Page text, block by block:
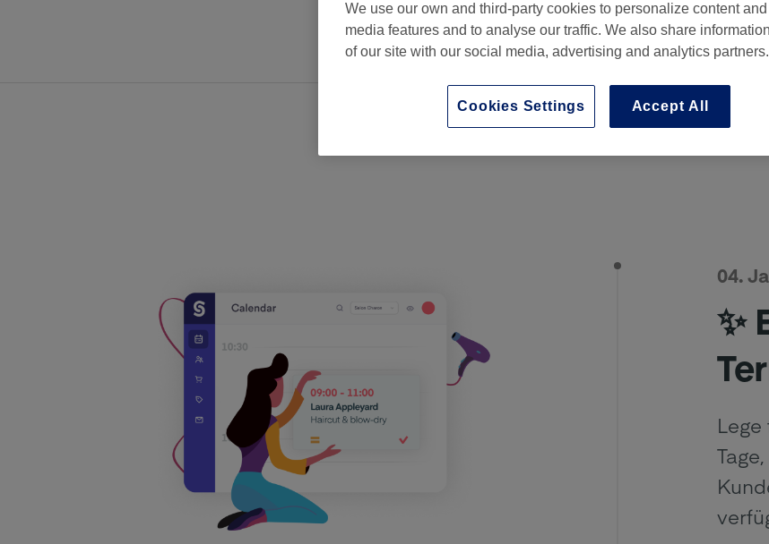
04.
✨
We use our own and third-party cookies to personalize content
media features and to analyse our traffic. We also share
of our site with our social media, advertising and analytics partners.
Cookies Settings Accept All